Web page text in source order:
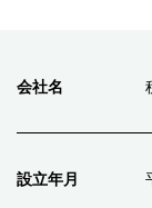
会社名
設立年月